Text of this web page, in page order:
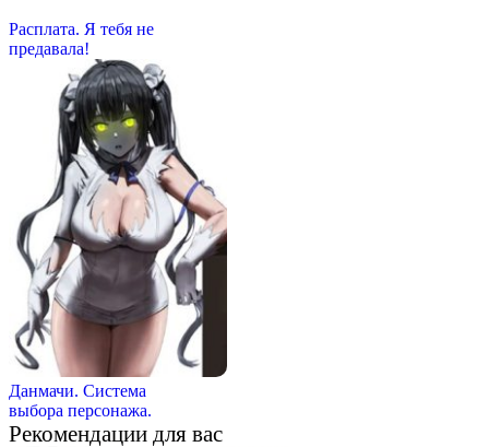
Расплата. Я тебя не
предавала!
Данмачи. Система
выбора персонажа.
Рекомендации для вас